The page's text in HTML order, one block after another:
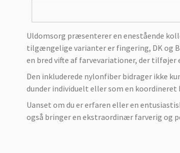
Uldomsorg præsenterer en enestående
tilgængelige varianter er fingering, DK og
en bred vifte af farvevariationer, der
Den inkluderede nylonfiber bidrager ikke
dunder individuelt eller som en
Uanset om du er erfaren eller en
også bringer en ekstraordinær farverig og